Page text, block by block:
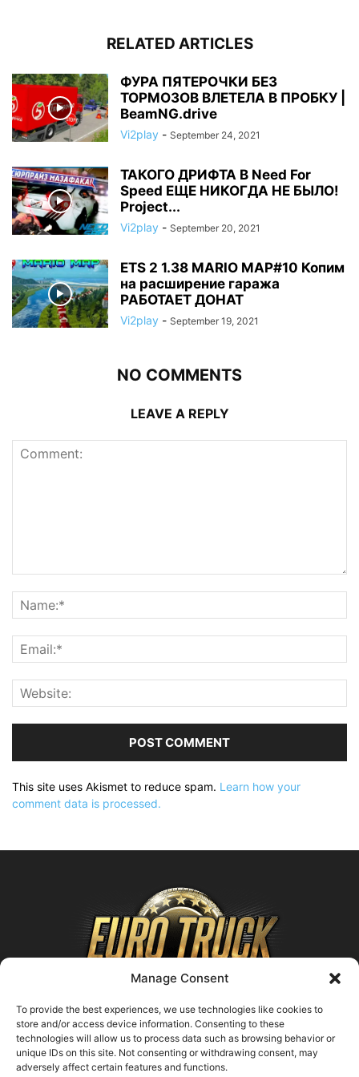
Manage Consent
To provide the best experiences, we use technologies like cookies to
store and/or access device information. Consenting to these
technologies will allow us to process data such as browsing behavior or
unique IDs on this site. Not consenting or withdrawing consent, may
adversely affect certain features and functions.
RELATED ARTICLES
ФУРА ПЯТЕРОЧКИ БЕЗ
ТОРМОЗОВ ВЛЕТЕЛА В ПРОБКУ |
BeamNG.drive
Vi2play - September 24, 2021
ТАКОГО ДРИФТА В Need For
Speed ЕЩЕ НИКОГДА НЕ БЫЛО!
Project...
Vi2play - September 20, 2021
ETS 2 1.38 MARIO MAP#10 Копим
на расширение гаража
РАБОТАЕТ ДОНАТ
Vi2play - September 19, 2021
NO COMMENTS
LEAVE A REPLY
This site uses Akismet to reduce spam. Learn how your
comment data is processed.
ABOUT US